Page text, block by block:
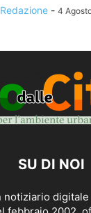
Redazione - 4
SU DI NOI
notiziario